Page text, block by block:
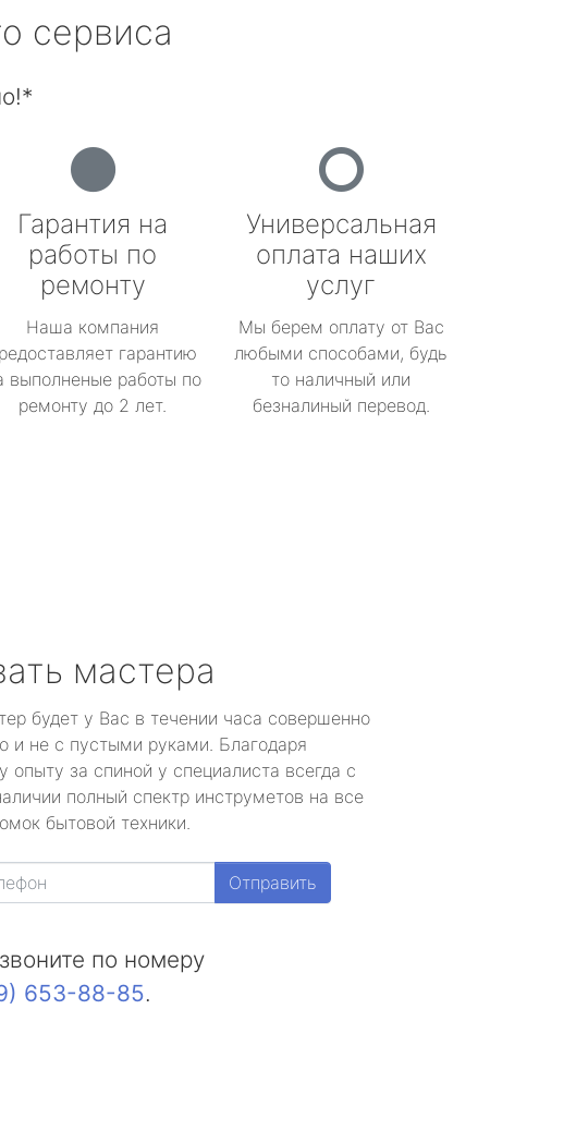
сервиса
Гарантия на
работы по
ремонту
Наша компания
гарантию
выполненые работы по
ремонту до 2 лет.
Универсальная
оплата наших
услуг
Мы берем оплату от Вас
любыми способами, будь
то наличный или
безналиный перевод.
мастера
будет у Вас в течении часа совершенно
и не с пустыми руками. Благодаря
опыту за спиной у специалиста всегда с
полный спектр инструметов на все
бытовой техники.
Отправить
по номеру
653-88-85.